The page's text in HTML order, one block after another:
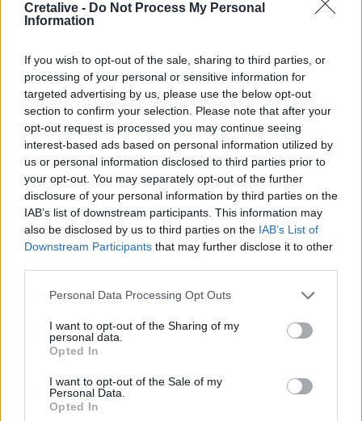
Cretalive - Do Not Process My Personal
Information
If you wish to opt-out of the sale, sharing to third parties, or
processing of your personal or sensitive information for
targeted advertising by us, please use the below opt-out
section to confirm your selection. Please note that after your
opt-out request is processed you may continue seeing
interest-based ads based on personal information utilized by
us or personal information disclosed to third parties prior to
your opt-out. You may separately opt-out of the further
disclosure of your personal information by third parties on the
IAB’s list of downstream participants. This information may
also be disclosed by us to third parties on the IAB’s List of
Downstream Participants that may further disclose it to other
Personal Data Processing Opt Outs
I want to opt-out of the Sharing of my
personal data.
Opted In
I want to opt-out of the Sale of my
Personal Data.
Opted In
Ροή ειδήσεων Δημοφιλή
11:11
Έλεγχοι με drones και MyCoast σε πάνω από 300
παραλίες
10:57
Τροχαίο στις Σέρρες: «Διαλύθηκαν» τα αυτοκίνητα από
τη μετωπική σύγκρουση
10:46
Ξεπέρασαν τις 4.000 τα κρούσματα Εμπολα στο Κονγκό
10:39
Εξιχνιάστηκαν δύο εμπρησμοί στο Ρέθυμνο - Δικογραφία
σε βάρος δύο ανδρών
10:36
Εκ περιτροπής η κυκλοφορία έξω από το ΙΤΕ λόγω των
έργων για το νέο πεζοδρόμιο (video)